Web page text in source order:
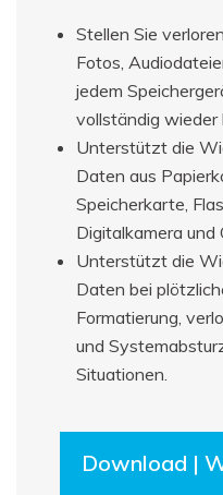
Stellen Sie
Fotos,
jedem
vollständig wieder
Unterstützt die
Daten aus
Speicherkarte,
Digitalkamera und
Unterstützt die
Daten bei
Formatierung,
und
Situationen.
Download |